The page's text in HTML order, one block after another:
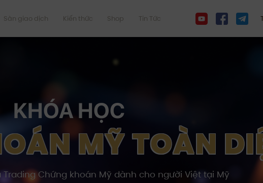
Sàn giao dịch Kiến thức Shop Tin Tức
KHÓA HỌC
MỸ TOÀN
Chứng khoán Mỹ dành cho người Việt tại Mỹ